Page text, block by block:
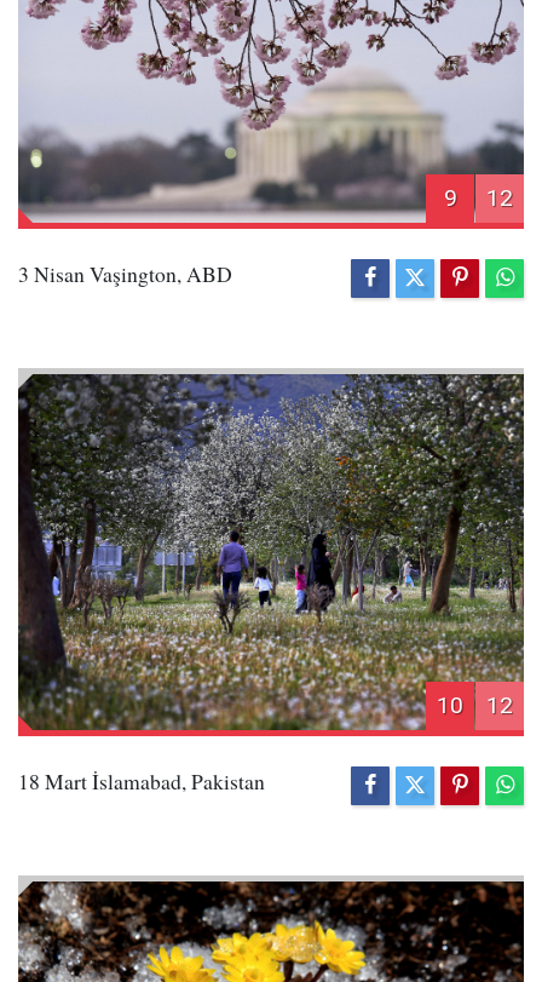
9 12
3 Nisan Vaşington, ABD
10 12
18 Mart İslamabad, Pakistan